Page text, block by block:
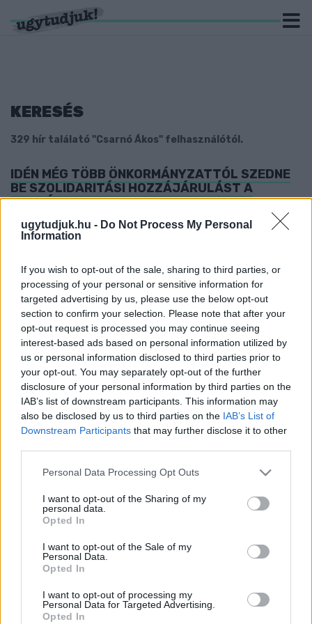
ugytudjuk.hu - Do Not Process My Personal
Information
If you wish to opt-out of the sale, sharing to third parties, or
processing of your personal or sensitive information for
targeted advertising by us, please use the below opt-out
section to confirm your selection. Please note that after your
opt-out request is processed you may continue seeing
interest-based ads based on personal information utilized by
us or personal information disclosed to third parties prior to
your opt-out. You may separately opt-out of the further
disclosure of your personal information by third parties on the
IAB’s list of downstream participants. This information may
also be disclosed by us to third parties on the IAB’s List of
Downstream Participants that may further disclose it to other
Please note that this website/app uses one or more Google
not limited to your visit or usage behaviour. You may click to
grant or deny consent to Google and its third-party tags to
use your data for below specified purposes in below Google
consent section.
Personal Data Processing Opt Outs
I want to opt-out of the Sharing of my
personal data.
Opted In
I want to opt-out of the Sale of my
Personal Data.
Opted In
I want to opt-out of processing my
Personal Data for Targeted Advertising.
Opted In
KERESÉS
329 hír találató "Csarnó Ákos" felhasználótól.
IDÉN MÉG TÖBB ÖNKORMÁNYZATTÓL SZEDNE
BE SZOLIDARITÁSI HOZZÁJÁRULÁST A
KORMÁNY
2025. szeptember. 17. 17:53
A nagyobb városok biztosan rosszul fognak járni.
RENDŐRSÉG YANNIT
2025. szeptember. 15. 16:48
Látta valaki?
KIÁLLUNK A SAJTÓSZABADSÁG MELLETT ÉS
SZOLIDARITÁSUNKRÓL BIZTOSÍTJUK A
KIBERBŰNÖZÓK ÁLTAL MEGTÁMADOTT
MÉDIUMOKAT!
2025. szeptember. 03. 13:21
Nyilatkozatot tettünk.
A BRUTTÓ ÁTLAGKERESET 605 400 FORINT
VOLT FEBRUÁRBAN, 14,0 SZÁZALÉKKAL
MAGASABB, MINT EGY ÉVVEL KORÁBBAN
2025. szeptember. 02. 12:01
ORBÁN VIKTOR: PEDOFIL VAGY AHHOZ
KAPCSOLÓDÓ BŰNCSELEKMÉNYEKHEZ
KÖTŐDŐ ÜGYEKBEN NINCS PARDON
2025. augusztus. 26. 09:22
Esetleg ha fideszes vagy és még bocsánatot sem kell kérned?
NAPSÜTÉSSEL
2025. július. 30. 14:57